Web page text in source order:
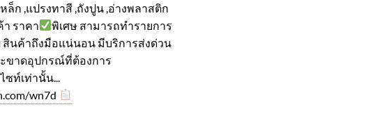
ก ,แปรงทาสี ,ถังปูน ,อ่างพลาสติก
ราคา
พิเศษ สามารถทำรายการ
สินค้าถึงมือแน่นอน มีบริการส่งด่วน
ขาดอุปกรณ์ที่ต้องการ
ท์เท่านั้น...
wn7d